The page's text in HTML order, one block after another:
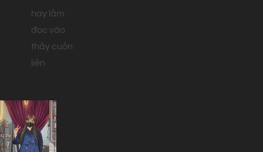
hay lắm
đọc vào
thấy cuốn
liền